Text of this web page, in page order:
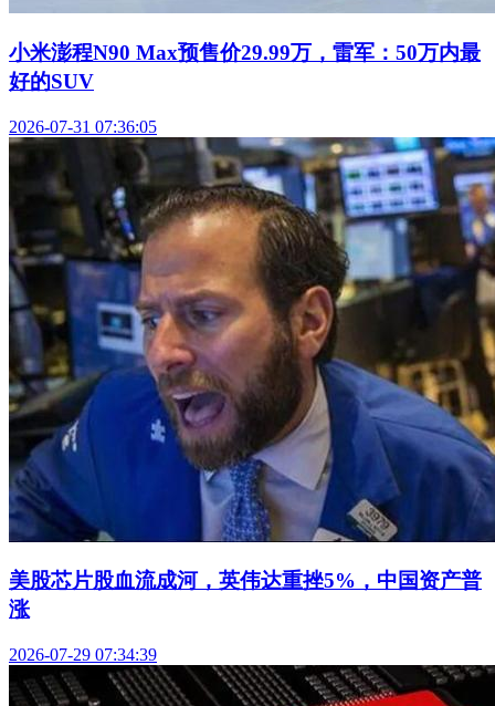
小米澎程N90 Max预售价29.99万，雷军：50万内最
好的SUV
2026-07-31 07:36:05
美股芯片股血流成河，英伟达重挫5%，中国资产普
涨
2026-07-29 07:34:39